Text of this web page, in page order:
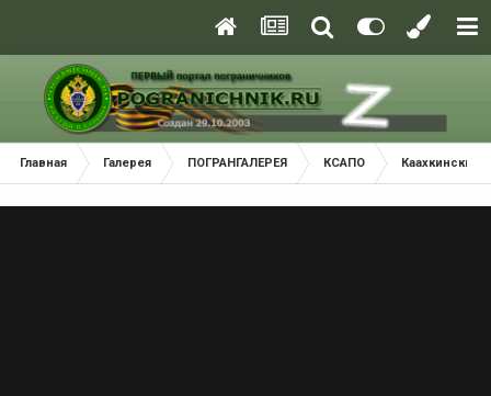
Главная Галерея ПОГРАНГАЛЕРЕЯ КСАПО Каахкинский